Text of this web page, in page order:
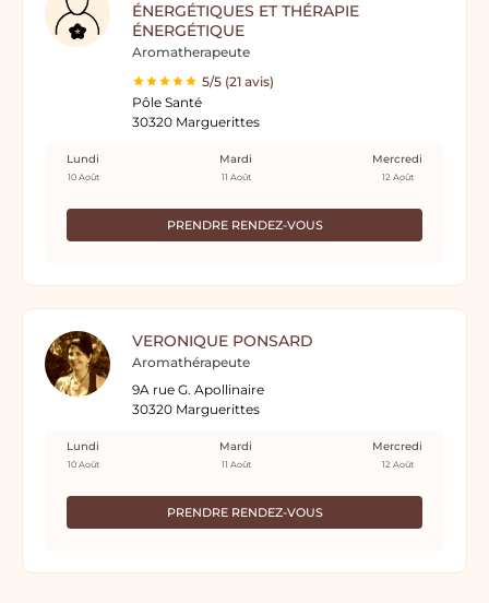
ÉNERGÉTIQUES ET THÉRAPIE
ÉNERGÉTIQUE
Aromatherapeute
5/5 (21 avis)
Pôle Santé
30320 Marguerittes
PRENDRE RENDEZ-VOUS
Lundi
10 Août
Mardi
11 Août
Mercredi
12 Août
VERONIQUE PONSARD
Aromathérapeute
9A rue G. Apollinaire
30320 Marguerittes
PRENDRE RENDEZ-VOUS
Lundi
10 Août
Mardi
11 Août
Mercredi
12 Août